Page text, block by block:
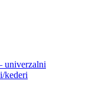
univerzalni
kederi